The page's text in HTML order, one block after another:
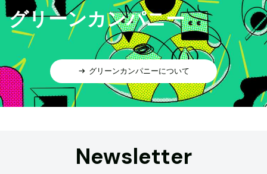
グリーンカンパニー
グリーンカンパニーについて
Newsletter